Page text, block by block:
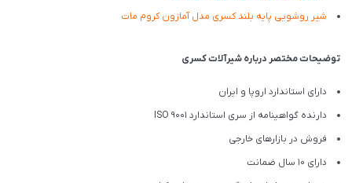
شیر روشویی پایه بلند کسری مدل آمازون کروم مات
توضیحات مختصر درباره شیرآلات کسری
دارای استاندارد اروپا و ایران
دارنده گواهینامه از سری استاندارد ISO 9001
فروش در بازارهای خارجی
دارای 10 سال ضمانت